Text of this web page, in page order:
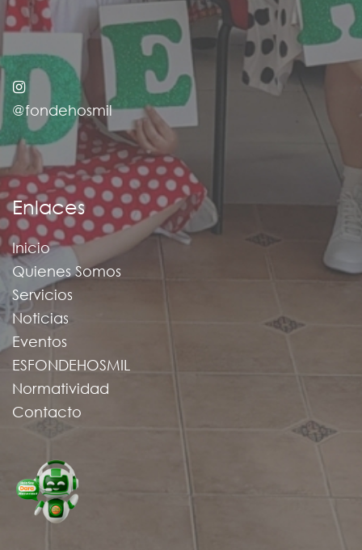
@fondehosmil
Enlaces
Inicio
Quienes Somos
Servicios
Noticias
Eventos
ESFONDEHOSMIL
Normatividad
Contacto